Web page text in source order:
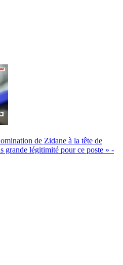
de Zidane à la tête de
grande légitimité pour ce poste » -